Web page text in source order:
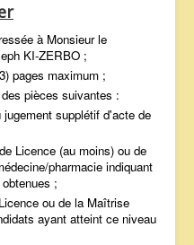
à Monsieur le
KI-ZERBO ;
pages maximum ;
pièces suivantes :
supplétif d'acte de
Licence (au moins) ou de
pharmacie indiquant
;
ou de la Maîtrise
ayant atteint ce niveau